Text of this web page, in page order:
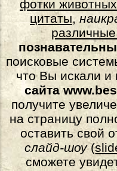
фотки животных
цитаты,
поисковые
что Вы искали и
сайта
получите
на страницу
оставить свой
слайд-шоу(
сможете